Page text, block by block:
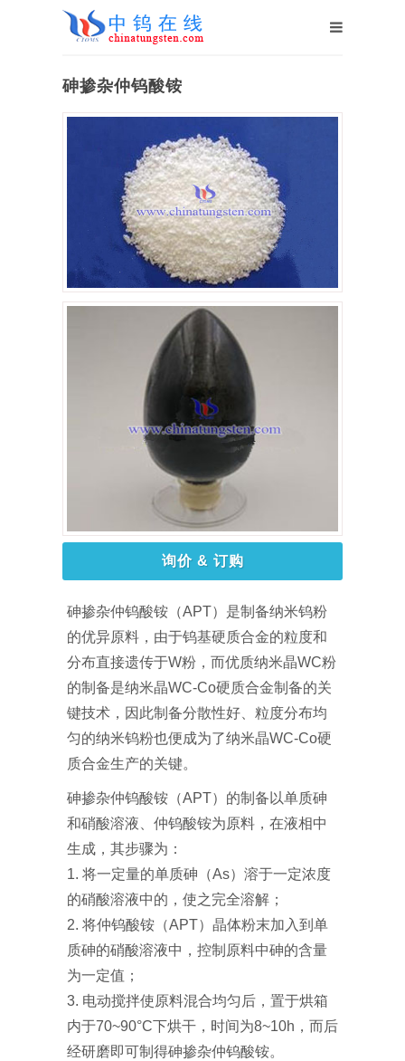
砷掺杂仲钨酸铵
询价 & 订购
砷掺杂仲钨酸铵（APT）是制备纳米钨粉
的优异原料，由于钨基硬质合金的粒度和
分布直接遗传于W粉，而优质纳米晶WC粉
的制备是纳米晶WC-Co硬质合金制备的关
键技术，因此制备分散性好、粒度分布均
匀的纳米钨粉也便成为了纳米晶WC-Co硬
质合金生产的关键。
砷掺杂仲钨酸铵（APT）的制备以单质砷
和硝酸溶液、仲钨酸铵为原料，在液相中
生成，其步骤为：
1. 将一定量的单质砷（As）溶于一定浓度
的硝酸溶液中的，使之完全溶解；
2. 将仲钨酸铵（APT）晶体粉末加入到单
质砷的硝酸溶液中，控制原料中砷的含量
为一定值；
3. 电动搅拌使原料混合均匀后，置于烘箱
内于70~90°C下烘干，时间为8~10h，而后
经研磨即可制得砷掺杂仲钨酸铵。